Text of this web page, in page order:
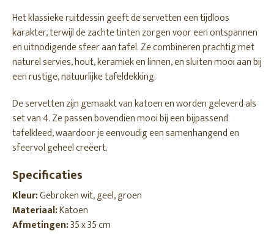
Het klassieke ruitdessin geeft de servetten een tijdloos
karakter, terwijl de zachte tinten zorgen voor een ontspannen
en uitnodigende sfeer aan tafel. Ze combineren prachtig met
naturel servies, hout, keramiek en linnen, en sluiten mooi aan bij
een rustige, natuurlijke tafeldekking.
De servetten zijn gemaakt van katoen en worden geleverd als
set van 4. Ze passen bovendien mooi bij een bijpassend
tafelkleed, waardoor je eenvoudig een samenhangend en
sfeervol geheel creëert.
Specificaties
Kleur:Gebroken wit, geel, groen
Materiaal:Katoen
Afmetingen:35 x 35 cm